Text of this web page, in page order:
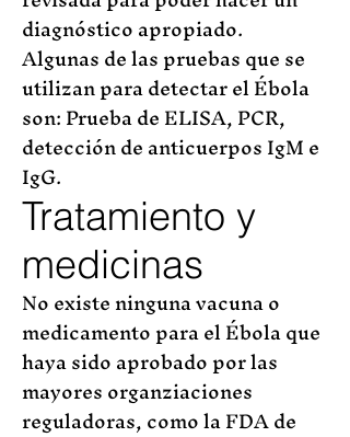
diagnóstico apropiado.
Algunas de las pruebas que se
utilizan para detectar el Ébola
son: Prueba de ELISA, PCR,
detección de anticuerpos IgM e
IgG.
Tratamiento y
medicinas
No existe ninguna vacuna o
medicamento para el Ébola que
haya sido aprobado por las
mayores organziaciones
reguladoras, como la FDA de